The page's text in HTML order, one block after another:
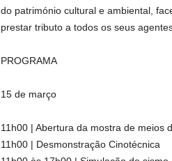
do património cultural e ambiental,
prestar tributo a todos os seus
PROGRAMA
15 de março
11h00 | Abertura da mostra de meios
11h00 | Desmonstração Cinotécnica